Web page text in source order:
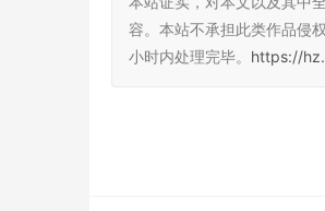
容。本站不承担此类作品侵
小时内处理完毕。 https://